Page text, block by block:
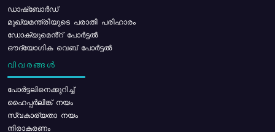
ഡാഷ്ബോർഡ്
മുഖ്യമന്ത്രിയുടെ പരാതി പരിഹാരം
ഡോക്യുമെൻ്റ് പോർട്ടൽ
ഔദ്യോഗിക വെബ് പോർട്ടൽ
വിവരങ്ങൾ
പോര്‍ട്ടലിനെക്കുറിച്ച്
ഹൈപ്പർലിങ്ക് നയം
സ്വകാര്യതാ നയം
നിരാകരണം